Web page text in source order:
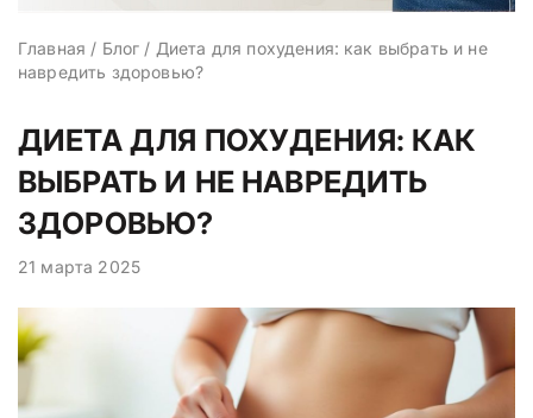
Главная / Блог / Диета для похудения: как выбрать и не
навредить здоровью?
ДИЕТА ДЛЯ ПОХУДЕНИЯ: КАК
ВЫБРАТЬ И НЕ НАВРЕДИТЬ
ЗДОРОВЬЮ?
21 марта 2025